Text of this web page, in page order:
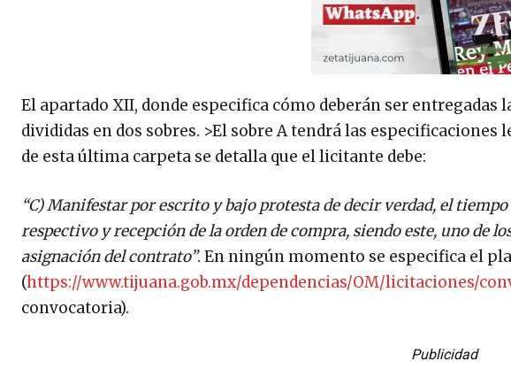
El apartado XII, donde especifica cómo deberán ser entregadas
divididas en dos sobres. >El sobre A tendrá las
de esta última carpeta se detalla que el licitante debe:
“C) Manifestar por escrito y bajo protesta de decir verdad, el
respectivo y recepción de la orden de compra, siendo este, uno de
asignación del contrato”. En ningún momento se especifica el
(https://www.tijuana.gob.mx/dependencias/OM/licitaciones/
convocatoria).
Publicidad